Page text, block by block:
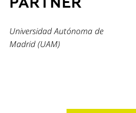
Universidad Autónoma de
Madrid (UAM)